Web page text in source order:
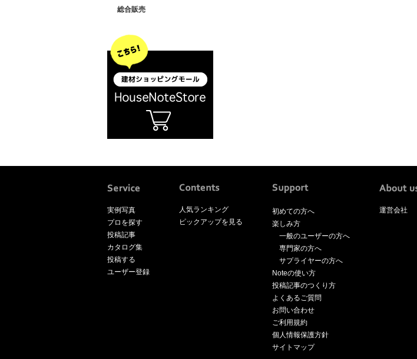
総合販売
実例写真
プロを探す
投稿記事
カタログ集
投稿する
ユーザー登録
人気ランキング
ピックアップを見る
初めての方へ
楽しみ方
一般のユーザーの方へ
専門家の方へ
サプライヤーの方へ
Noteの使い方
投稿記事のつくり方
よくあるご質問
お問い合わせ
ご利用規約
個人情報保護方針
サイトマップ
運営会社